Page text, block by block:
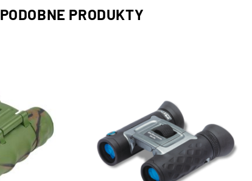
PODOBNE PRODUKTY